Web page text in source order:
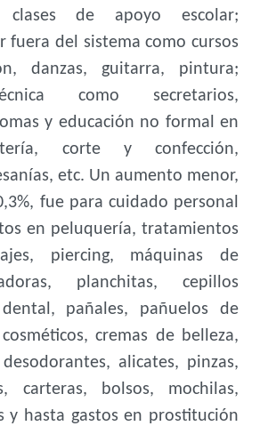
clases de apoyo escolar;
fuera del sistema como cursos
danzas, guitarra, pintura;
como secretarios,
y educación no formal en
corte y confección,
etc. Un aumento menor,
fue para cuidado personal
en peluquería, tratamientos
piercing, máquinas de
planchitas, cepillos
pañales, pañuelos de
cremas de belleza,
alicates, pinzas,
carteras, bolsos, mochilas,
y hasta gastos en prostitución